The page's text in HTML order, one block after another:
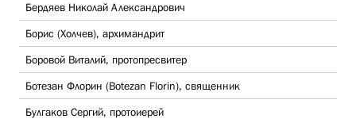
Бердяев Николай Александрович
Борис (Холчев), архимандрит
Боровой Виталий, протопресвитер
Ботезан Флорин (Botezan Florin), священник
Булгаков Сергий, протоиерей